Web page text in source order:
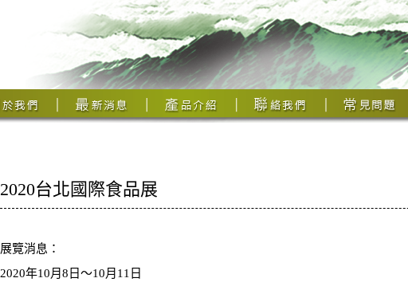
2020台北國際食品展
展覽消息：
2020年10月8日〜10月11日